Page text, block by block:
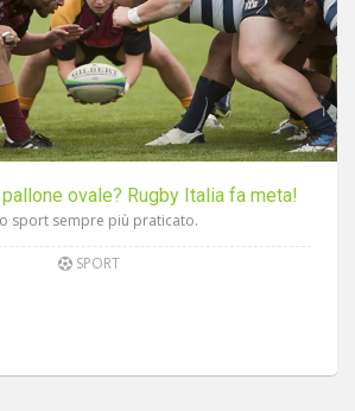
ovale? Rugby Italia fa meta!
sport sempre più praticato.
SPORT